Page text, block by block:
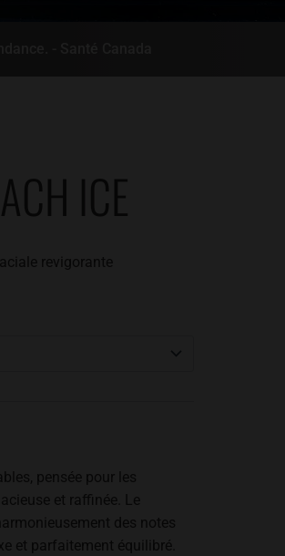
ICE
revigorante
pensée pour les
et raffinée. Le
des notes
et parfaitement équilibré.